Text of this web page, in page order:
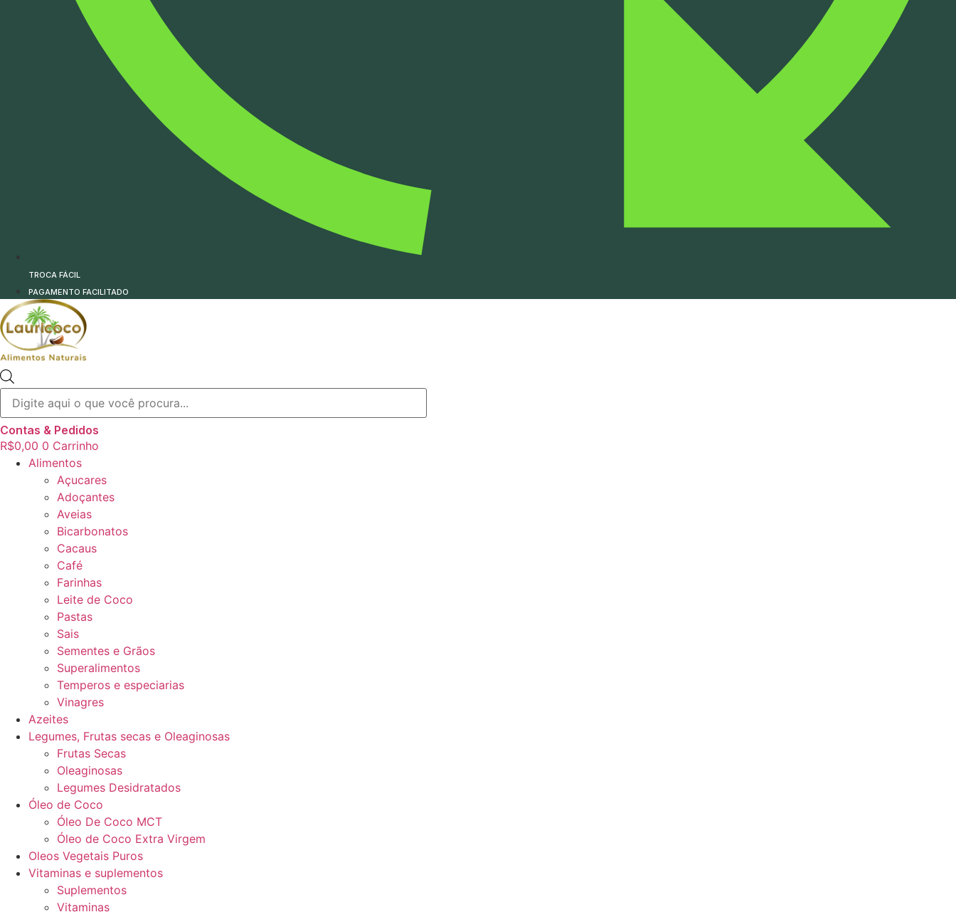
TROCA FÁCIL
PAGAMENTO FACILITADO
produtos
Contas & Pedidos
R$0,00 0 Carrinho
Alimentos
Açucares
Adoçantes
Aveias
Bicarbonatos
Cacaus
Café
Farinhas
Leite de Coco
Pastas
Sais
Sementes e Grãos
Superalimentos
Temperos e especiarias
Vinagres
Azeites
Legumes, Frutas secas e Oleaginosas
Frutas Secas
Oleaginosas
Legumes Desidratados
Óleo de Coco
Óleo De Coco MCT
Óleo de Coco Extra Virgem
Oleos Vegetais Puros
Vitaminas e suplementos
Suplementos
Vitaminas